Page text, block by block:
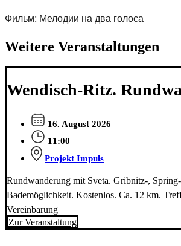
Фильм: Мелодии на два голоса
Weitere Veranstaltungen
Wendisch-Ritz.
16. August 2026
11:00
Projekt Impuls
Rundwanderung mit Sveta. Gribnitz-,
Bademöglichkeit. Kostenlos. Ca. 12 km.
Vereinbarung
Zur Veranstaltung